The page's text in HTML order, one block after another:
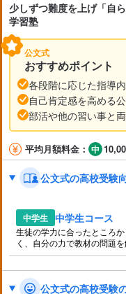
少しずつ難度を上げ「自
学習塾
公文式
おすすめポイント
各段階に応じた指導
自己肯定感を高める
部活や他の習い事と
平均月額料金：
公文式の高校受験
中学生 中学生コース
生徒の学力に合ったところ
く、自分の力で教材の問題
自己肯定感を育みます。
公文式の高校受験